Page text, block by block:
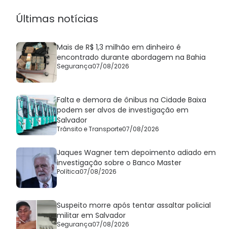
Últimas notícias
Mais de R$ 1,3 milhão em dinheiro é
encontrado durante abordagem na Bahia
Segurança07/08/2026
Falta e demora de ônibus na Cidade Baixa
podem ser alvos de investigação em
Salvador
Trânsito e Transporte07/08/2026
Jaques Wagner tem depoimento adiado em
investigação sobre o Banco Master
Política07/08/2026
Suspeito morre após tentar assaltar policial
militar em Salvador
Segurança07/08/2026